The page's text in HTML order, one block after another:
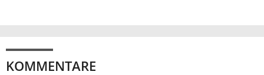
KOMMENTARE